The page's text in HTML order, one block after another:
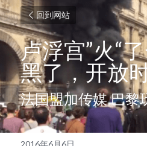
回到网站
卢浮宫”火“
黑了，开放
法国盟加传媒 巴黎
2016年6月6日